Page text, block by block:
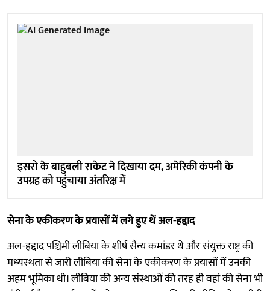
इसरो के बाहुबली राकेट ने दिखाया दम, अमेरिकी कंपनी के
उपग्रह को पहुंचाया अंतरिक्ष में
सेना के एकीकरण के प्रयासों में लगे हुए थें अल-हद्दाद
अल-हद्दाद पश्चिमी लीबिया के शीर्ष सैन्य कमांडर थे और संयुक्त राष्ट्र की
मध्यस्थता से जारी लीबिया की सेना के एकीकरण के प्रयासों में उनकी
अहम भूमिका थी। लीबिया की अन्य संस्थाओं की तरह ही वहां की सेना भी